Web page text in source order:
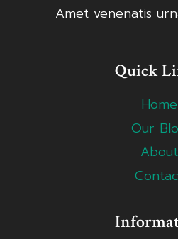
Amet venenatis
Quick
Home
Our
About